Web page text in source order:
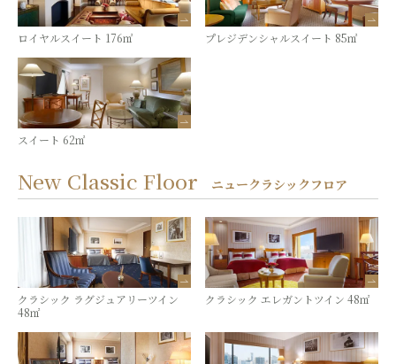
ロイヤルスイート 176㎡ プレジデンシャルスイート 85㎡
スイート 62㎡
New Classic Floor ニュークラシックフロア
クラシック ラグジュアリーツイン
48㎡
クラシック エレガントツイン 48㎡